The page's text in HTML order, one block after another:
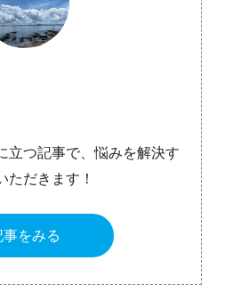
立つ記事で、悩みを解決す
ただきます！
事をみる